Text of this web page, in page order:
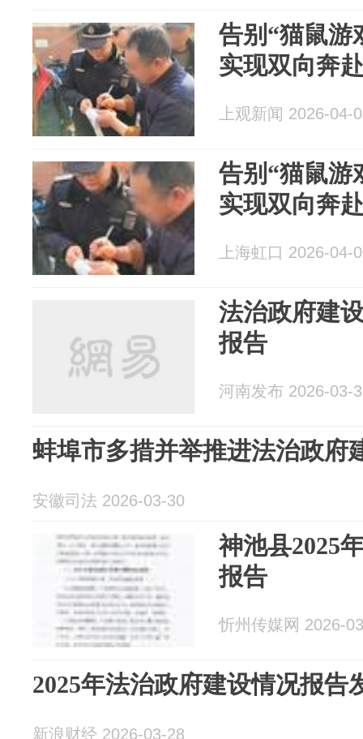
告别“猫鼠游
实现双向奔
上观新闻 2026-04-
告别“猫鼠游
实现双向奔
上海虹口 2026-04-
法治政府建
报告
河南发布 2026-03-
蚌埠市多措并举推进法治政府
安徽司法 2026-03-30
神池县2025
报告
忻州传媒网 2026-
2025年法治政府建设情况报告
新浪财经 2026-03-28